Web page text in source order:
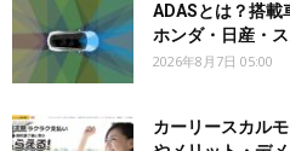
ADASとは？搭載
ホンダ・日産・ス
2026年8月7日 05:00
カーリースカル